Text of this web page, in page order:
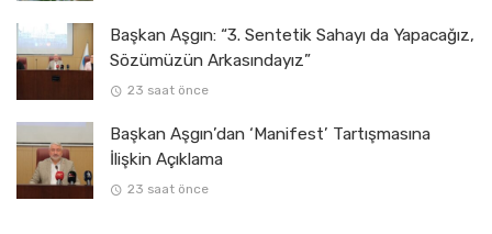
Başkan Aşgın: “3. Sentetik Sahayı da Yapacağız,
Sözümüzün Arkasındayız”
23 saat önce
Başkan Aşgın’dan ‘Manifest’ Tartışmasına
İlişkin Açıklama
23 saat önce